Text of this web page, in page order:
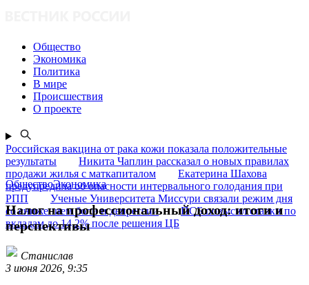
Общество
Экономика
Политика
В мире
Происшествия
О проекте
Российская вакцина от рака кожи показала положительные
результаты
Никита Чаплин рассказал о новых правилах
продажи жилья с маткапиталом
Екатерина Шахова
предупредила об опасности интервального голодания при
РПП
Ученые Университета Миссури связали режим дня
со снижением боли и депрессии
ПСБ повысил ставки по
вкладам до 14,2% после решения ЦБ
ОбществоЭкономика
Налог на профессиональный доход: итоги и
перспективы
Станислав
3 июня 2026, 9:35